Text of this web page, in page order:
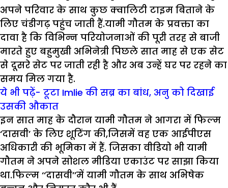
अपने परिवार के साथ कुछ क्वालिटी टाइम बिताने के
लिए चंडीगढ़ पहुंच जाती हैं.यामी गौतम के प्रवक्ता का
दावा है कि विभिन्न परियोजनाओं की पूरी तरह से बाजी
मारते हुए बहुमुखी अभिनेत्री पिछले सात माह से एक सेट
से दूसरे सेट पर जाती रही है और अब उन्हें घर पर रहने का
समय मिल गया है.
ये भी पढ़ें- टूटा Imlie की सब्र का बांध, अनु को दिखाई
उसकी औकात
इन सात माह के दौरान यामी गौतम ने आगरा में फिल्म
‘दासवी’ के लिए शूटिंग की,जिसमें वह एक आईपीएस
अधिकारी की भूमिका में हैं. जिसका वीडियो भी यामी
गौतम ने अपने सोशल मीडिया एकाउंट पर साझा किया
था.फिल्म ‘‘दासवी’’में यामी गौतम के साथ अभिषेक